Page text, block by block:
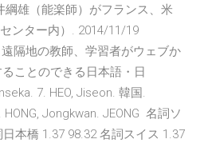
雄（能楽師）がフランス、米
ンター内）. 2014/11/19
隔地の教師、学習者がウェブか
ことのできる日本語・日
7. HEO, Jiseon. 韓国.
Jongkwan. JEONG 名詞ソ
本橋 1.37 98.32 名詞スイス 1.37